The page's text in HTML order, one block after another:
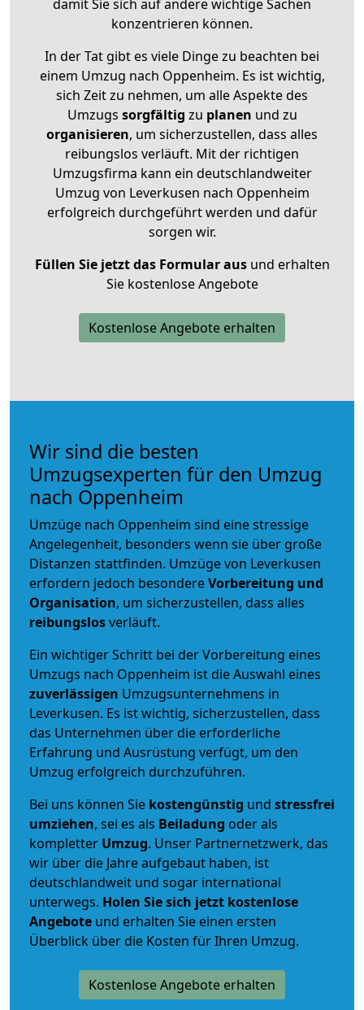
damit Sie sich auf andere wichtige Sachen
konzentrieren können.
In der Tat gibt es viele Dinge zu beachten bei
einem Umzug nach Oppenheim. Es ist wichtig,
sich Zeit zu nehmen, um alle Aspekte des
Umzugs sorgfältig zu planen und zu
organisieren, um sicherzustellen, dass alles
reibungslos verläuft. Mit der richtigen
Umzugsfirma kann ein deutschlandweiter
Umzug von Leverkusen nach Oppenheim
erfolgreich durchgeführt werden und dafür
sorgen wir.
Füllen Sie jetzt das Formular ausund erhalten
Sie kostenlose Angebote
Kostenlose Angebote erhalten
Wir sind die besten
Umzugsexperten für den Umzug
nach Oppenheim
Umzüge nach Oppenheim sind eine stressige
Angelegenheit, besonders wenn sie über große
Distanzen stattfinden. Umzüge von Leverkusen
erfordern jedoch besondereVorbereitung und
Organisation, um sicherzustellen, dass alles
reibungslosverläuft.
Ein wichtiger Schritt bei der Vorbereitung eines
Umzugs nach Oppenheim ist die Auswahl eines
zuverlässigen Umzugsunternehmens in
Leverkusen. Es ist wichtig, sicherzustellen, dass
das Unternehmen über die erforderliche
Erfahrung und Ausrüstung verfügt, um den
Umzug erfolgreich durchzuführen.
Bei uns können Sie kostengünstig und stressfrei
umziehen, sei es als Beiladung oder als
kompletter Umzug. Unser Partnernetzwerk, das
wir über die Jahre aufgebaut haben, ist
deutschlandweit und sogar international
unterwegs. Holen Sie sich jetzt kostenlose
Angebote und erhalten Sie einen ersten
Überblick über die Kosten für Ihren Umzug.
Kostenlose Angebote erhalten